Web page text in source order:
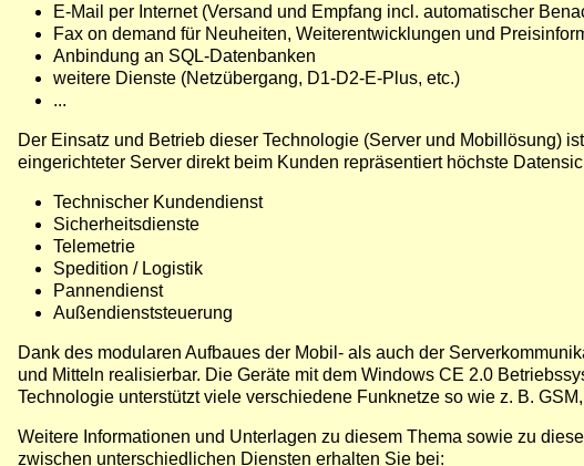
E-Mail per Internet (Versand und Empfang incl. automatischer
Fax on demand für Neuheiten, Weiterentwicklungen und
Anbindung an SQL-Datenbanken
weitere Dienste (Netzübergang, D1-D2-E-Plus, etc.)
...
Der Einsatz und Betrieb dieser Technologie (Server und Mobillösung)
eingerichteter Server direkt beim Kunden repräsentiert höchste
Technischer Kundendienst
Sicherheitsdienste
Telemetrie
Spedition / Logistik
Pannendienst
Außendienststeuerung
Dank des modularen Aufbaues der Mobil- als auch der
und Mitteln realisierbar. Die Geräte mit dem Windows CE 2.0
Technologie unterstützt viele verschiedene Funknetze so wie z. B.
Weitere Informationen und Unterlagen zu diesem Thema sowie zu
zwischen unterschiedlichen Diensten erhalten Sie bei: